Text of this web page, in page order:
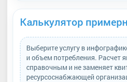
Калькулятор
Выберите услугу в
и объем потребления. Расчет
справочным и не заменяет
ресурсоснабжающей